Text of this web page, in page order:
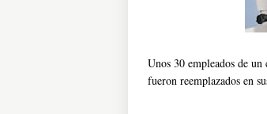
Unos 30 empleados de
fueron reemplazados en